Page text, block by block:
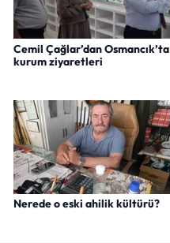
Cemil Çağlar’dan Osmancık’ta
kurum ziyaretleri
Nerede o eski ahilik kültürü?